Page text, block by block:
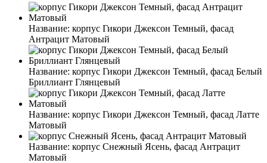
Название: корпус Гикори Джексон Темный, фасад
Антрацит Матовый
Название: корпус Гикори Джексон Темный, фасад Белый
Бриллиант Глянцевый
Название: корпус Гикори Джексон Темный, фасад Латте
Матовый
Название: корпус Снежный Ясень, фасад Антрацит
Матовый